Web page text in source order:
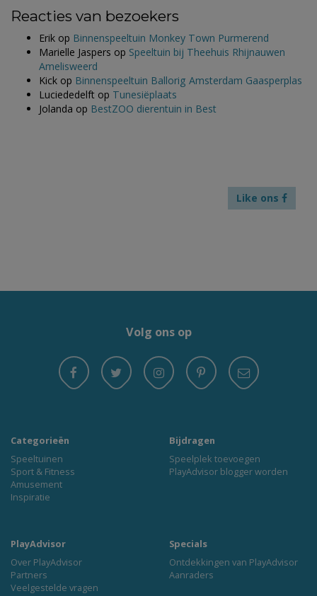
Reacties van bezoekers
Erik op Binnenspeeltuin Monkey Town Purmerend
Marielle Jaspers op Speeltuin bij Theehuis Rhijnauwen
Amelisweerd
Kick op Binnenspeeltuin Ballorig Amsterdam Gaasperplas
Luciededelft op Tunesiëplaats
Jolanda op BestZOO dierentuin in Best
Like ons
Volg ons op
Categorieën
Speeltuinen
Sport & Fitness
Amusement
Inspiratie
Bijdragen
Speelplek toevoegen
PlayAdvisor blogger worden
PlayAdvisor
Over PlayAdvisor
Partners
Veelgestelde vragen
Specials
Ontdekkingen van PlayAdvisor
Aanraders